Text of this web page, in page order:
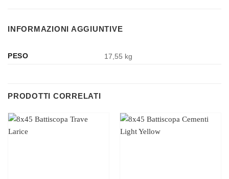
INFORMAZIONI AGGIUNTIVE
PESO 17,55 kg
PRODOTTI CORRELATI